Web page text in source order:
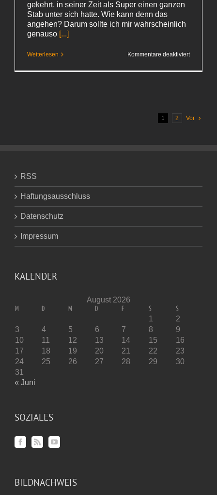
gekehrt, in seiner Zeit als Super einen ganzen
Stab unter sich hatte. Wie kann denn das
angehen? Darum sollte ich mir wahrscheinlich
genauso [...]
Weiterlesen Kommentare deaktiviertfür
1
2 Vor
RSS
Haftungsausschluss
Datenschutz
Impressum
KALENDER
August 2026
M D M D F S S
1
2
3
4 5 6 7 8
9
10
11 12 13 14 15
16
17
18 19 20 21 22
23
24
25 26 27 28 29
30
31
« Juni
SOZIALES
BILDNACHWEIS